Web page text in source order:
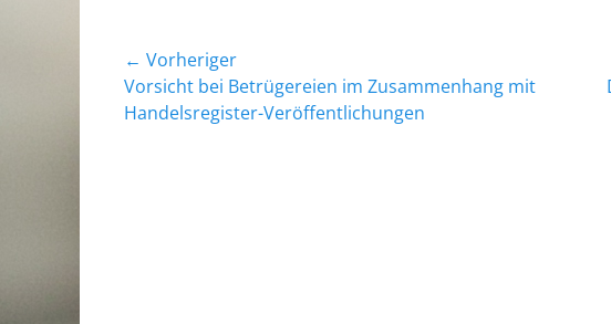
Beitrags-
Navigation
← Vorheriger
Vorheriger
Beitrag:
Vorsicht bei Betrügereien im Zusammenhang mit
Handelsregister-Veröffentlichungen